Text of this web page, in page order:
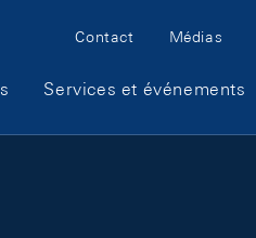
Meta Navigation
Contact Médias
Services et événements